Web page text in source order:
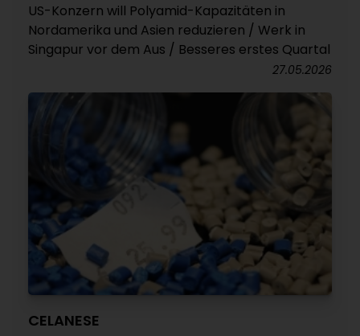
US-Konzern will Polyamid-Kapazitäten in
Nordamerika und Asien reduzieren / Werk in
Singapur vor dem Aus / Besseres erstes Quartal
27.05.2026
CELANESE